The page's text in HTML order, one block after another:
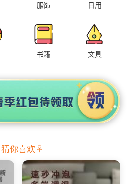
服饰 日用
书籍 文具
猜你喜欢